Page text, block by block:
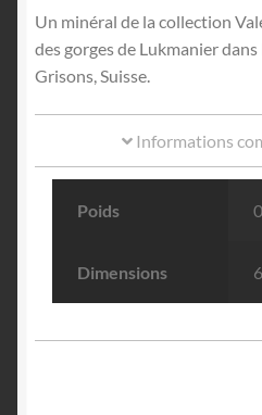
Un minéral de la collection
des gorges de Lukmanier
Grisons, Suisse.
Informations
Poids
Dimensions